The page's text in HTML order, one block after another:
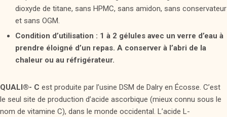
dioxyde de titane, sans HPMC, sans amidon, sans conservateur
et sans OGM.
Condition d’utilisation : 1 à 2 gélules avec un verre d’eau à
prendre éloigné d’un repas. A conserver à l’abri de la
chaleur ou au réfrigérateur.
QUALI®- C est produite par l’usine DSM de Dalry en Écosse. C’est
le seul site de production d’acide ascorbique (mieux connu sous le
nom de vitamine C), dans le monde occidental. L’acide L-